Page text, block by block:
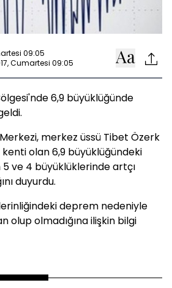
09:05
Cumartesi 09:05
6,9 büyüklüğünde
merkez üssü Tibet Özerk
olan 6,9 büyüklüğündeki
ve 4 büyüklüklerinde artçı
duyurdu.
deprem nedeniyle
olup olmadığına ilişkin bilgi